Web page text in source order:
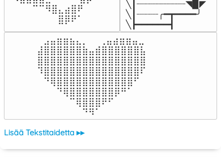
⠀⠀⠀⠀⠉⠉⠻⣿⣄⣴⣿⠟⠀⠀⠀
⠀⠀⠀⠀⠀⠀⠀⠀⣿⡿⠟⠁⠀⠀⠀
╲┃┈┈┈┈┈┈┈┈┈◥▉◤
╲┃┈┈┈┈╭━┳━━━━╯
╲┣━━━━━━┫﻿
⠀⣠⣤⣶⣶⣦⣄⡀  ⠀⢀⣤⣴⣶⣶⣤⣀⠀
⣼⣿⣿⣿⣿⣿⣿⣷⣤⣾⣿⣿⣿⣿⣿⣿⣧
⣿⣿⣿⣿⣿⣿⣿⣿⣿⣿⣿⣿⣿⣿⣿⣿⣿
⠹⣿⣿⣿⣿⣿⣿⣿⣿⣿⣿⣿⣿⣿⣿⣿⠏
⠀⠙⢿⣿⣿⣿⣿⣿⣿⣿⣿⣿⣿⣿⣿⠋⠀
⠀⠀⠀⠙⢿⣿⣿⣿⣿⣿⣿⣿⡿⠛⠁⠀⠀
⠀⠀⠀⠀⠀⠉⢿⣿⣿⣿⠟⠋⠀⠀⠀⠀⠀
⠀⠀⠀⠀⠀⠀⠀⠙⠻⠁⠀⠀⠀⠀⠀⠀⠀⠀⠀⠀⠀⠀⠀
Lisää Tekstitaidetta ▸▸